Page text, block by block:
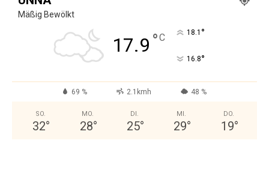
Mäßig Bewölkt
17.9 °C 18.1 °
16.8°
69 % 2.1kmh 48 %
SO.
32°
MO.
28°
DI.
25°
MI.
29°
DO.
19°